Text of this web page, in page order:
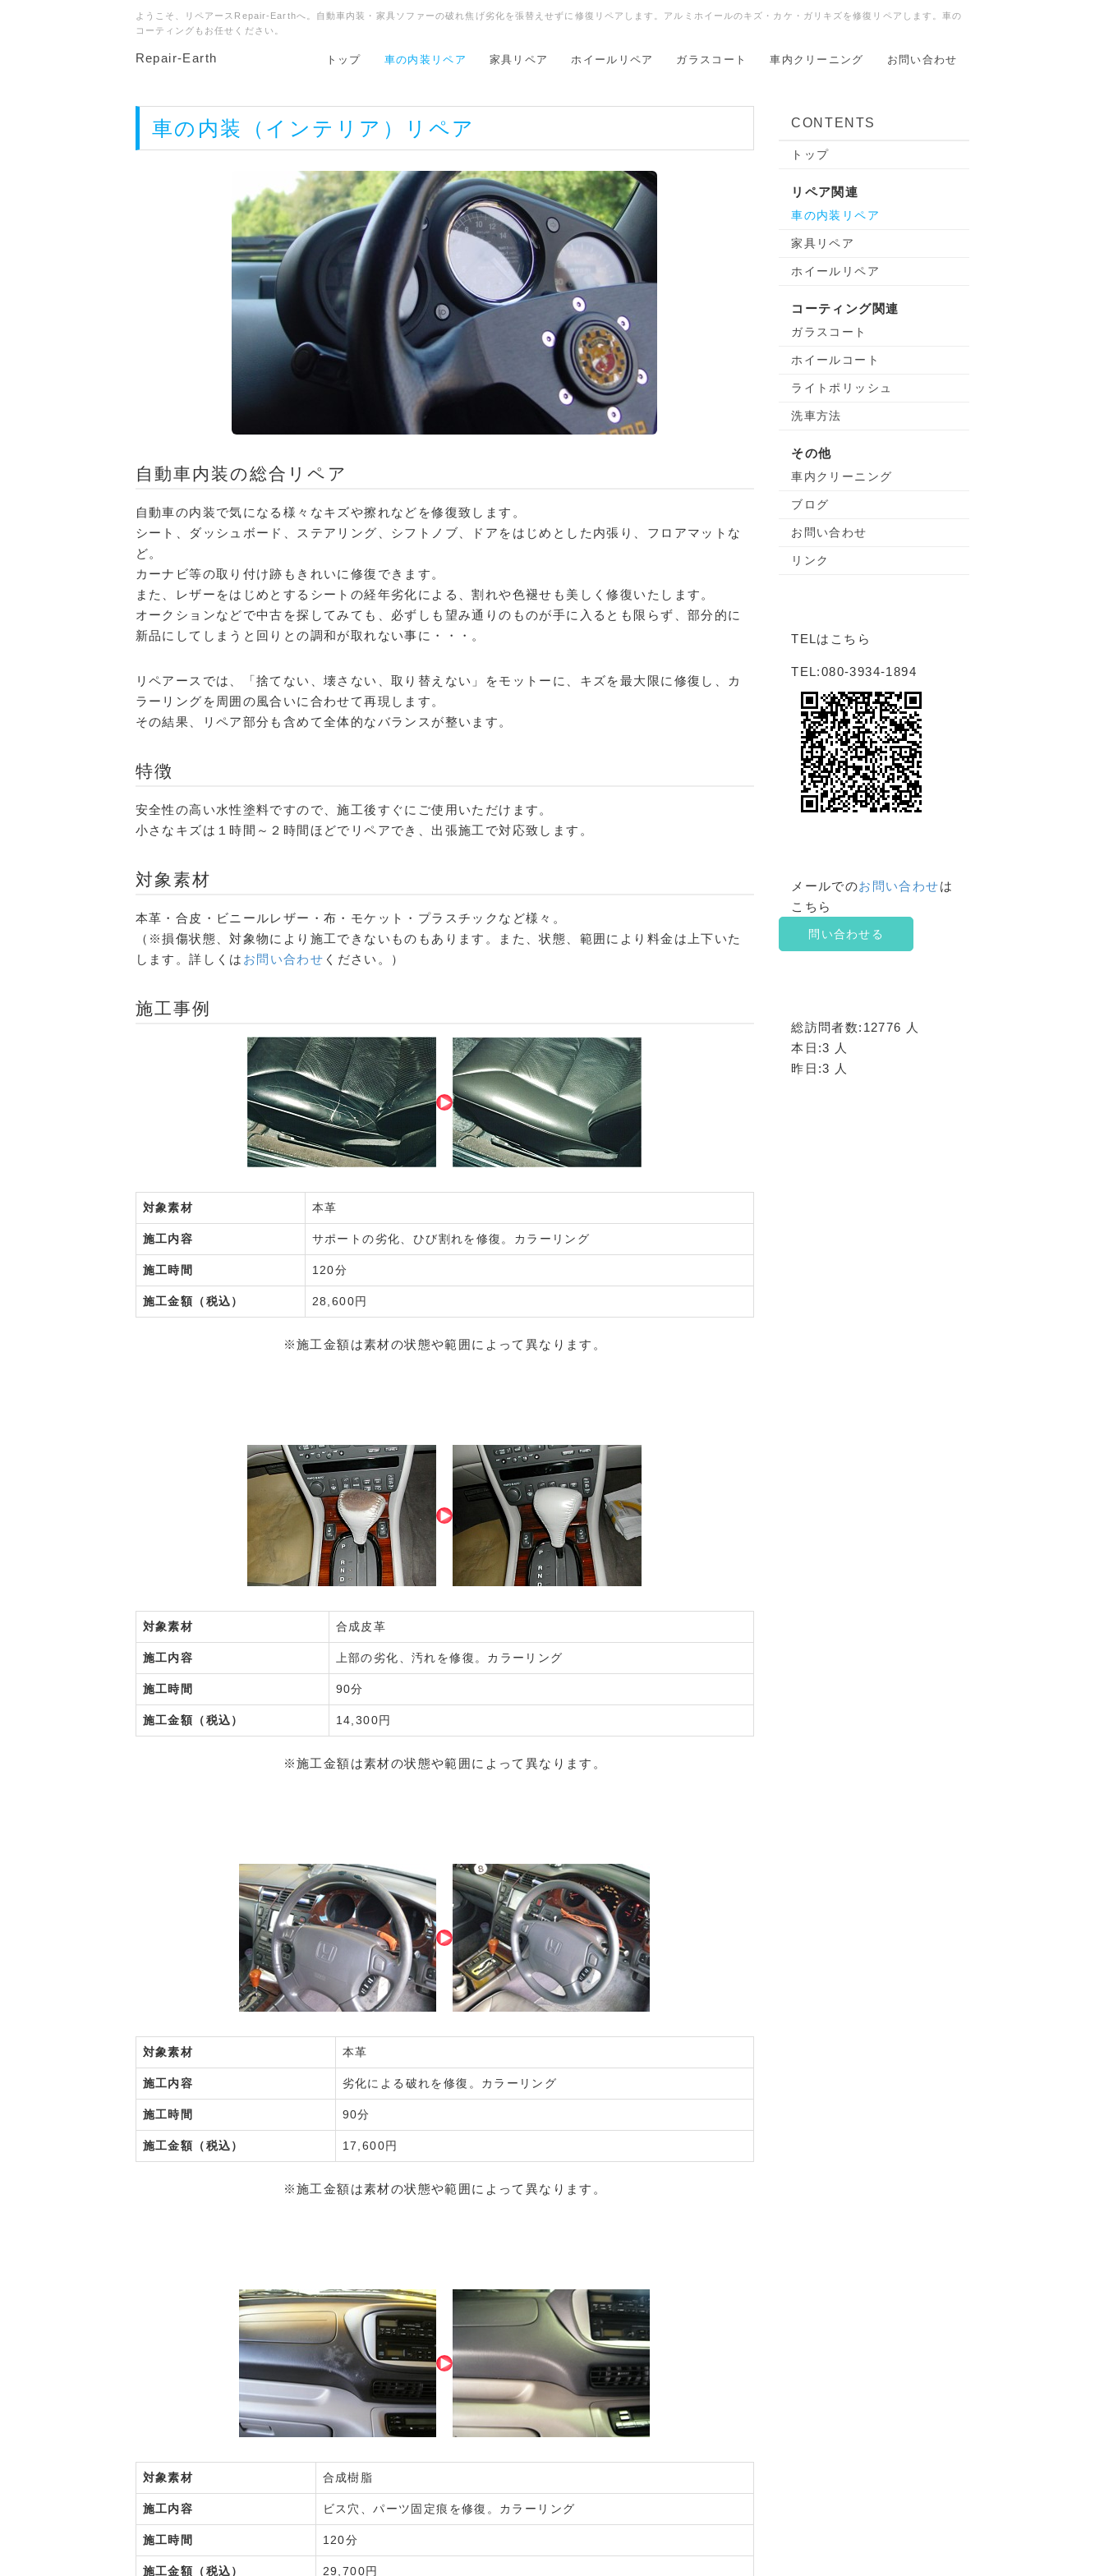
ようこそ、リペアースRepair-Earthへ。自動車内装・家具ソファーの破れ焦げ劣化を張替えせずに修復リペアします。アルミホイールのキズ・カケ・ガリキズを修復リペアします。車の
コーティングもお任せください。
Repair-Earth トップ 車の内装リペア 家具リペア ホイールリペア ガラスコート 車内クリーニング お問い合わせ
車の内装（インテリア）リペア
自動車内装の総合リペア
自動車の内装で気になる様々なキズや擦れなどを修復致します。
シート、ダッシュボード、ステアリング、シフトノブ、ドアをはじめとした内張り、フロアマットな
ど。
カーナビ等の取り付け跡もきれいに修復できます。
また、レザーをはじめとするシートの経年劣化による、割れや色褪せも美しく修復いたします。
オークションなどで中古を探してみても、必ずしも望み通りのものが手に入るとも限らず、部分的に
新品にしてしまうと回りとの調和が取れない事に・・・。
リペアースでは、「捨てない、壊さない、取り替えない」をモットーに、キズを最大限に修復し、カ
ラーリングを周囲の風合いに合わせて再現します。
その結果、リペア部分も含めて全体的なバランスが整います。
特徴
安全性の高い水性塗料ですので、施工後すぐにご使用いただけます。
小さなキズは１時間～２時間ほどでリペアでき、出張施工で対応致します。
対象素材
本革・合皮・ビニールレザー・布・モケット・プラスチックなど様々。
（※損傷状態、対象物により施工できないものもあります。また、状態、範囲により料金は上下いた
します。詳しくは お問い合わせ ください。）
施工事例
対象素材 本革
施工内容 サポートの劣化、ひび割れを修復。カラーリング
施工時間 120分
施工金額（税込） 28,600円
※施工金額は素材の状態や範囲によって異なります。
対象素材 合成皮革
施工内容 上部の劣化、汚れを修復。カラーリング
施工時間 90分
施工金額（税込） 14,300円
※施工金額は素材の状態や範囲によって異なります。
対象素材 本革
施工内容 劣化による破れを修復。カラーリング
施工時間 90分
施工金額（税込） 17,600円
※施工金額は素材の状態や範囲によって異なります。
対象素材 合成樹脂
施工内容 ビス穴、パーツ固定痕を修復。カラーリング
施工時間 120分
施工金額（税込） 29,700円
CONTENTS
トップ
リペア関連
車の内装リペア
家具リペア
ホイールリペア
コーティング関連
ガラスコート
ホイールコート
ライトポリッシュ
洗車方法
その他
車内クリーニング
ブログ
お問い合わせ
リンク
TELはこちら
TEL:080-3934-1894
メールでのお問い合わせは
こちら
問い合わせる
総訪問者数:12776 人
本日:3 人
昨日:3 人